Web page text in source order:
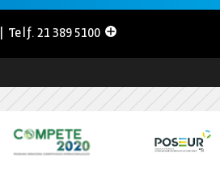
| Telf. 21 389 5100